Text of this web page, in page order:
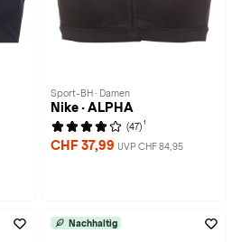
Sport-BH · Damen
Nike · ALPHA
(47) 1
CHF 37,99 UVP CHF 84,95
Nachhaltig